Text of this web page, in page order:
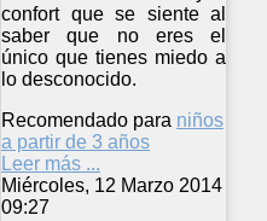
confort que se siente al
saber que no eres el
único que tienes miedo a
lo desconocido.
Recomendado para niños
a partir de 3 años
Leer más ...
Miércoles, 12 Marzo 2014
09:27